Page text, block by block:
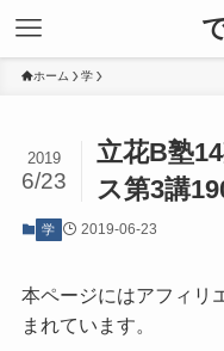
ホーム 学
立花B塾
ス第3講
2019
6/23
学 2019-06-23
本ページにはアフィリ
まれています。